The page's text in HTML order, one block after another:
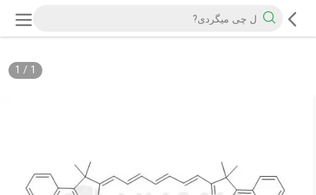
1
/
1